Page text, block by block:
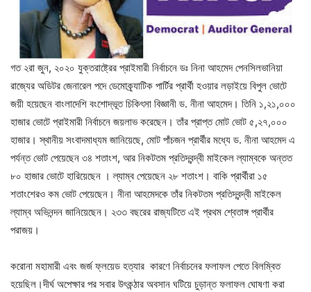
গত ২রা জুন, ২০২০ যুক্তরাষ্ট্রের প্রাইমারী নির্বাচনে ডঃ নিনা আহমেদ পেনসিলভানিয়া
রাজ্যের অডিটর জেনারেল পদে ডেমোক্র্যাটিক পার্টির প্রার্থী হওয়ার লড়াইয়ে বিপুল ভোটে
জয়ী হয়েছেন বাংলাদেশি বংশোদ্ভূত চিকিৎসা বিজ্ঞানী ড. নীনা আহমেদ। তিনি ১,২১,০০০
হাজার ভোটে প্রাইমারী নির্বাচনে জয়লাভ করেছেন। তাঁর প্রাপ্ত মোট ভোট ৫,২৭,০০০
হাজার। স্থানীয় সংবাদমাধ্যম জানিয়েছে, মোট পাঁচজন প্রার্থীর মধ্যে ড. নীনা আহমেদ এ
পর্যন্ত ভোট পেয়েছেন ৩৪ শতাংশ, আর নিকটতম প্রতিদ্বন্দ্বী মাইকেল ল্যাম্বকে অন্তত
৮০ হাজার ভোটে হারিয়েছেন । ল্যাম্ব পেয়েছেন ২৮ শতাংশ। বাকি প্রার্থীরা ১৫
শতাংশেরও কম ভোট পেয়েছেন। নীনা আহমেদকে তাঁর নিকটতম প্রতিদ্বন্দ্বী মাইকেল
ল্যাম্ব অভিনন্দন জানিয়েছেন। ২৩৩ বছরের রাজ্যটিতে এই প্রথম শ্বেতাঙ্গ প্রার্থীর
পরাজয়।
করোনা মহামারী এবং জর্জ ফ্লয়েড হত্যার কারণে নির্বাচনের ফলাফল পেতে বিলম্বিত
হয়েছিল।দীর্ঘ অপেক্ষার পর সবার উৎকন্ঠার অবসান ঘটিয়ে চুড়ান্ত ফলাফল ঘোষণা করা